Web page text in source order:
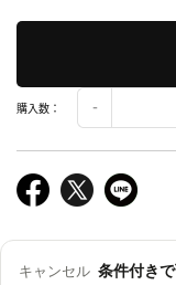
購入数：
キャンセル 条件付き